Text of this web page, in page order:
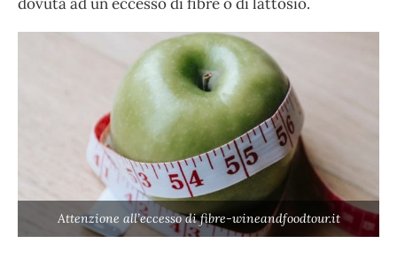
dovuta ad un eccesso di fibre o di lattosio.
Attenzione all’eccesso di fibre-wineandfoodtour.it